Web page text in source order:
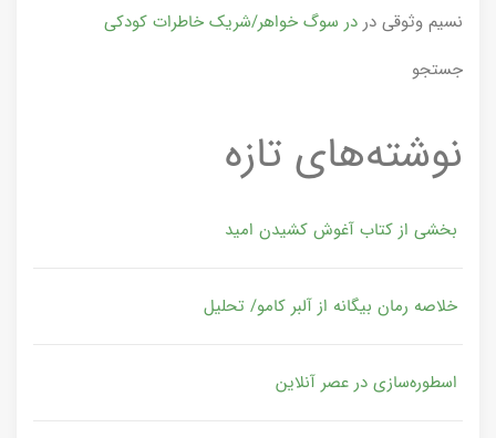
نسیم وثوقی در در سوگ خواهر/شریک خاطرات کودکی
جستجو
نوشته‌های تازه
بخشی از کتاب آغوش کشیدن امید
خلاصه رمان بیگانه از آلبر کامو/ تحلیل
اسطوره‌سازی در عصر آنلاین